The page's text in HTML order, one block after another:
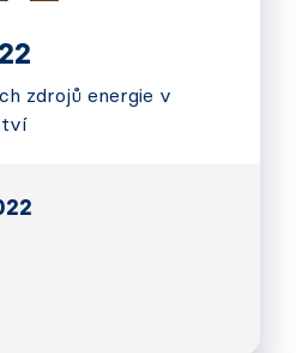
zdrojů energie v